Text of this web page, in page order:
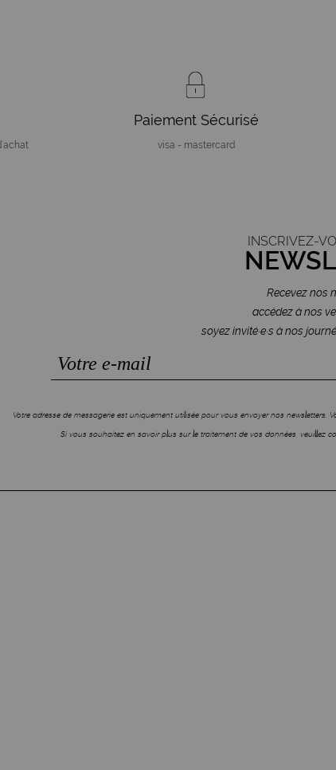
Paiement Sécurisé
visa - mastercard
INSCRIVEZ-
Recevez nos
accédez à nos
soyez invité·e·s à nos
Votre adresse de messagerie est uniquement utilisée pour vous envoyer nos
Si vous souhaitez en savoir plus sur le traitement de vos données, veuillez